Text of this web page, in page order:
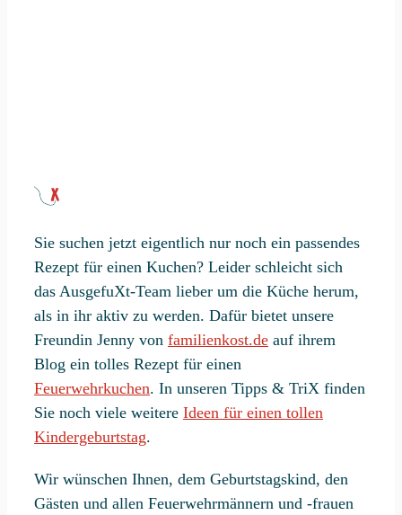
Sie suchen jetzt eigentlich nur noch ein passendes
Rezept für einen Kuchen? Leider schleicht sich
das AusgefuXt-Team lieber um die Küche herum,
als in ihr aktiv zu werden. Dafür bietet unsere
Freundin Jenny von familienkost.de auf ihrem
Blog ein tolles Rezept für einen
Feuerwehrkuchen. In unseren Tipps & TriX finden
Sie noch viele weitere Ideen für einen tollen
Kindergeburtstag.
Wir wünschen Ihnen, dem Geburtstagskind, den
Gästen und allen Feuerwehrmännern und -frauen